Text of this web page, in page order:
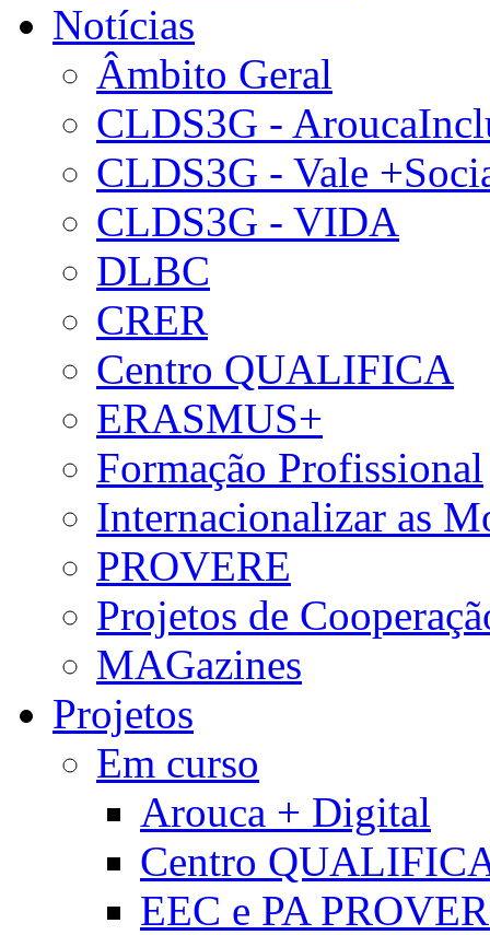
Notícias
Âmbito Geral
CLDS3G -
CLDS3G - Vale
CLDS3G - VIDA
DLBC
CRER
Centro QUALIFICA
ERASMUS+
Formação Profissional
Internacionalizar as
PROVERE
Projetos de
MAGazines
Projetos
Em curso
Arouca + Digital
Centro
EEC e PA